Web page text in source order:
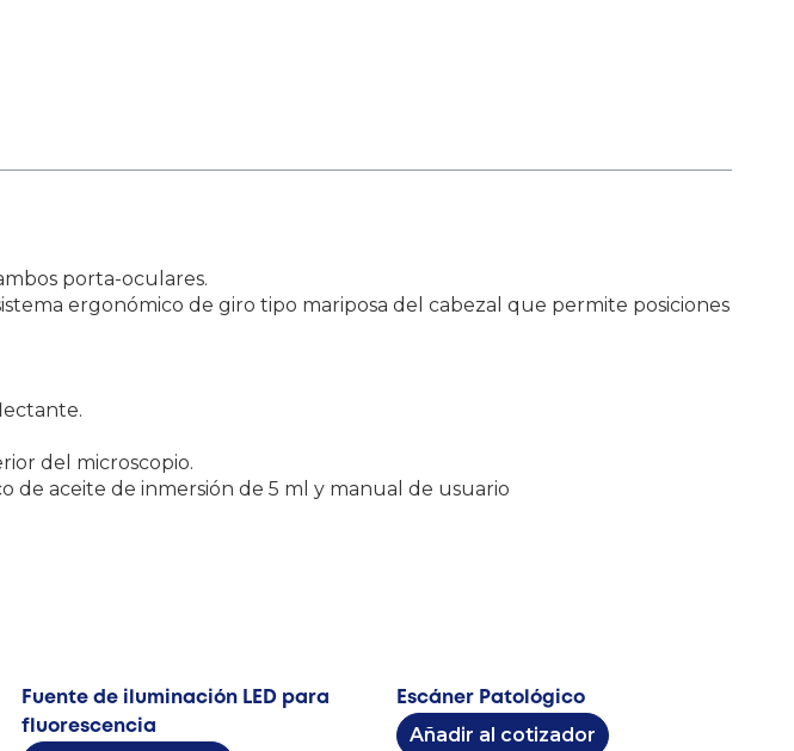
porta-oculares.
ergonómico de giro tipo mariposa del cabezal que permite posiciones
del microscopio.
de aceite de inmersión de 5 ml y manual de usuario
Fuente de iluminación LED para
fluorescencia
Escáner Patológico
Añadir al cotizador